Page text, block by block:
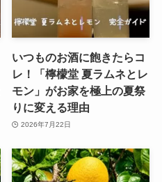
いつものお酒に飽きたらコ
レ！「檸檬堂 夏ラムネとレ
モン」がお家を極上の夏祭
りに変える理由
2026年7月22日